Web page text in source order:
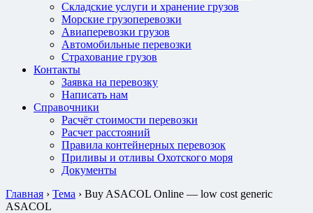
Складские услуги и хранение грузов
Морские грузоперевозки
Авиаперевозки грузов
Автомобильные перевозки
Страхование грузов
Контакты
Заявка на перевозку
Написать нам
Справочники
Расчёт стоимости перевозки
Расчет расстояний
Правила контейнерных перевозок
Приливы и отливы Охотского моря
Документы
Главная › Тема › Buy ASACOL Online — low cost generic
ASACOL